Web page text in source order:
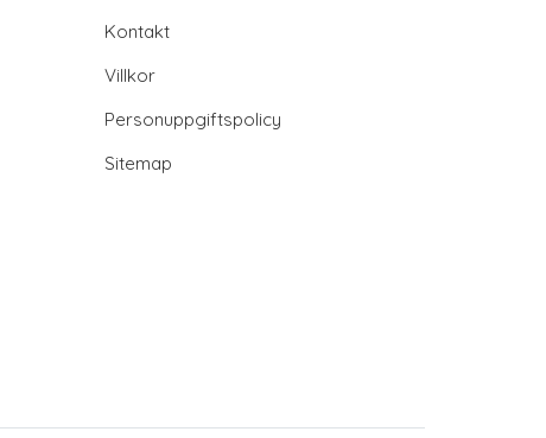
Kontakt
Villkor
Personuppgiftspolicy
Sitemap